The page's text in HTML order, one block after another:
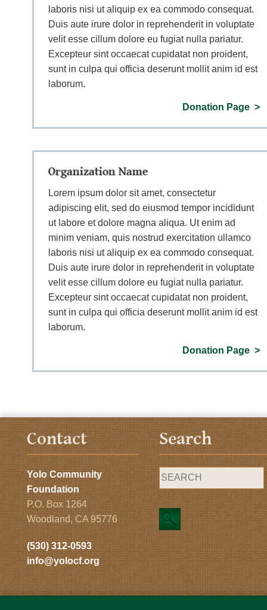
laboris nisi ut aliquip ex ea commodo consequat.
Duis aute irure dolor in reprehenderit in voluptate
velit esse cillum dolore eu fugiat nulla pariatur.
Excepteur sint occaecat cupidatat non proident,
sunt in culpa qui officia deserunt mollit anim id est
laborum.
Donation Page
Organization Name
Lorem ipsum dolor sit amet, consectetur
adipiscing elit, sed do eiusmod tempor incididunt
ut labore et dolore magna aliqua. Ut enim ad
minim veniam, quis nostrud exercitation ullamco
laboris nisi ut aliquip ex ea commodo consequat.
Duis aute irure dolor in reprehenderit in voluptate
velit esse cillum dolore eu fugiat nulla pariatur.
Excepteur sint occaecat cupidatat non proident,
sunt in culpa qui officia deserunt mollit anim id est
laborum.
Donation Page
Contact
Yolo Community
Foundation
P.O. Box 1264
Woodland, CA 95776
(530) 312-0593
info@yolocf.org
Search